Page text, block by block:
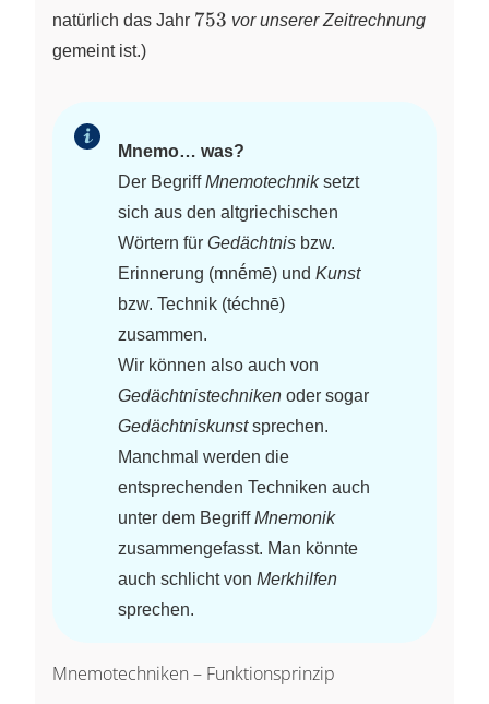
natürlich das Jahr 753
753 vor unserer Zeitrechnung
gemeint ist.)
Mnemo… was?
Der BegriffMnemotechniksetzt
sich aus den altgriechischen
Wörtern für Gedächtnis bzw.
Erinnerung (mnḗmē) und Kunst
bzw. Technik (téchnē)
zusammen.
Wir können also auch von
Gedächtnistechniken oder sogar
Gedächtniskunstsprechen.
Manchmal werden die
entsprechenden Techniken auch
unter dem BegriffMnemonik
zusammengefasst. Man könnte
auch schlicht von Merkhilfen
sprechen.
Mnemotechniken – Funktionsprinzip